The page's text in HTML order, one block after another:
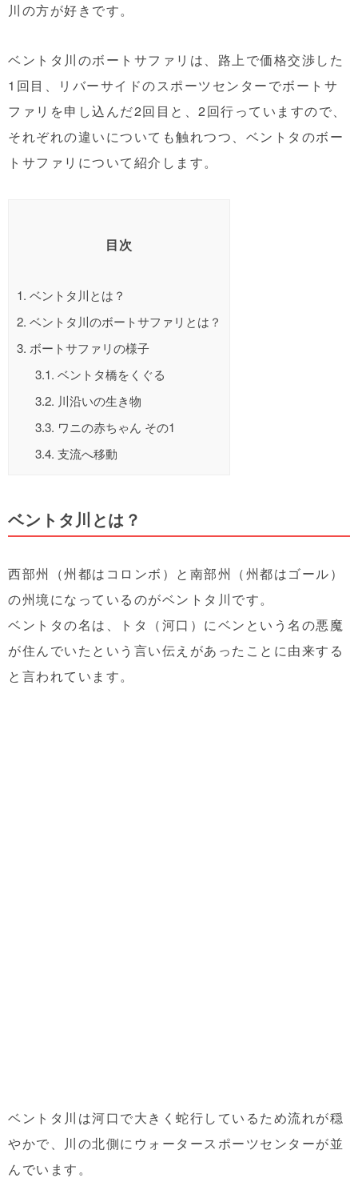
川の方が好きです。
ベントタ川のボートサファリは、路上で価格交渉した
1回目、リバーサイドのスポーツセンターでボートサ
ファリを申し込んだ2回目と、2回行っていますので、
それぞれの違いについても触れつつ、ベントタのボー
トサファリについて紹介します。
目次
1. ベントタ川とは？
2. ベントタ川のボートサファリとは？
3. ボートサファリの様子
3.1. ベントタ橋をくぐる
3.2. 川沿いの生き物
3.3. ワニの赤ちゃん その1
3.4. 支流へ移動
ベントタ川とは？
西部州（州都はコロンボ）と南部州（州都はゴール）
の州境になっているのがベントタ川です。
ベントタの名は、トタ（河口）にベンという名の悪魔
が住んでいたという言い伝えがあったことに由来する
と言われています。
ベントタ川は河口で大きく蛇行しているため流れが穏
やかで、川の北側にウォータースポーツセンターが並
んでいます。